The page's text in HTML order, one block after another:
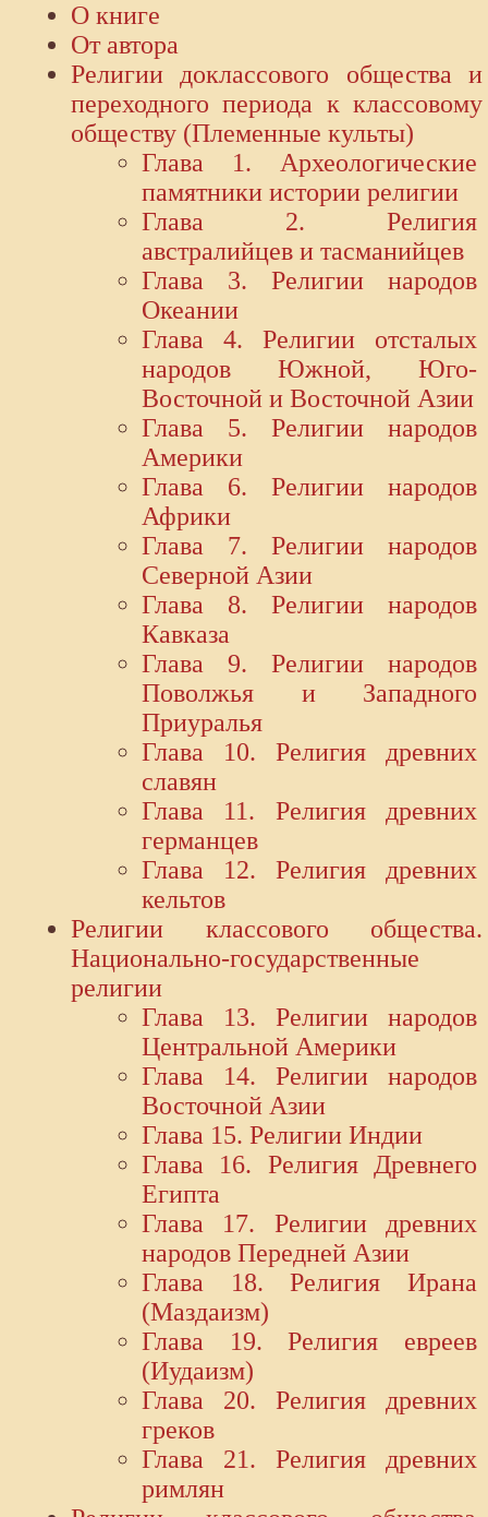
О книге
От автора
Религии доклассового общества и
переходного периода к классовому
обществу (Племенные культы)
Глава 1. Археологические
памятники истории религии
Глава 2. Религия
австралийцев и тасманийцев
Глава 3. Религии народов
Океании
Глава 4. Религии отсталых
народов Южной, Юго-
Восточной и Восточной Азии
Глава 5. Религии народов
Америки
Глава 6. Религии народов
Африки
Глава 7. Религии народов
Северной Азии
Глава 8. Религии народов
Кавказа
Глава 9. Религии народов
Поволжья и Западного
Приуралья
Глава 10. Религия древних
славян
Глава 11. Религия древних
германцев
Глава 12. Религия древних
кельтов
Религии классового общества.
Национально-государственные
религии
Глава 13. Религии народов
Центральной Америки
Глава 14. Религии народов
Восточной Азии
Главa 15. Религии Индии
Глава 16. Религия Древнего
Египта
Глава 17. Религии древних
народов Передней Азии
Глава 18. Религия Ирана
(Маздаизм)
Глава 19. Религия евреев
(Иудаизм)
Глава 20. Религия древних
греков
Глава 21. Религия древних
римлян